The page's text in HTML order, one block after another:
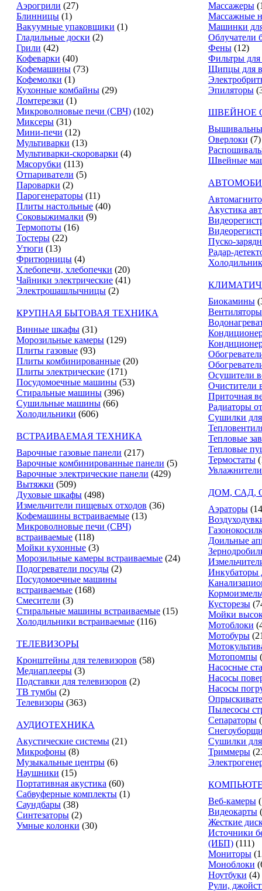
Аэрогрили (27)
Блинницы (1)
Вакуумные упаковщики (1)
Гладильные доски (2)
Грили (42)
Кофеварки (40)
Кофемашины (73)
Кофемолки (1)
Кухонные комбайны (29)
Ломтерезки (1)
Микроволновые печи (СВЧ) (102)
Миксеры (31)
Мини-печи (12)
Мультиварки (13)
Мультиварки-скороварки (4)
Мясорубки (113)
Отпариватели (5)
Пароварки (2)
Парогенераторы (11)
Плиты настольные (40)
Соковыжималки (9)
Термопоты (16)
Тостеры (22)
Утюги (13)
Фритюрницы (4)
Хлебопечи, хлебопечки (20)
Чайники электрические (41)
Электрошашлычницы (2)
КРУПНАЯ БЫТОВАЯ ТЕХНИКА
Винные шкафы (31)
Морозильные камеры (129)
Плиты газовые (93)
Плиты комбинированные (20)
Плиты электрические (171)
Посудомоечные машины (53)
Стиральные машины (396)
Сушильные машины (66)
Холодильники (606)
ВСТРАИВАЕМАЯ ТЕХНИКА
Варочные газовые панели (217)
Варочные комбинированные панели (5)
Варочные электрические панели (429)
Вытяжки (509)
Духовые шкафы (498)
Измельчители пищевых отходов (36)
Кофемашины встраиваемые (13)
Микроволновые печи (СВЧ)
встраиваемые (118)
Мойки кухонные (3)
Морозильные камеры встраиваемые (24)
Подогреватели посуды (2)
Посудомоечные машины
встраиваемые (168)
Смесители (3)
Стиральные машины встраиваемые (15)
Холодильники встраиваемые (116)
ТЕЛЕВИЗОРЫ
Кронштейны для телевизоров (58)
Медиаплееры (3)
Подставки для телевизоров (2)
ТВ тумбы (2)
Телевизоры (363)
АУДИОТЕХНИКА
Акустические системы (21)
Микрофоны (8)
Музыкальные центры (6)
Наушники (15)
Портативная акустика (60)
Сабвуферные комплекты (1)
Саундбары (38)
Синтезаторы (2)
Умные колонки (30)
Массажеры
Массажные
Машинки
Облучатели
Фены (12)
Фильтры
Щипцы для
Эпиляторы
ШВЕЙНОЕ
Оверлоки (7)
Швейные
Акустика
Пуско-
Радар-
Биокамины
Вентиляторы
Осушители
Очистители
Приточная
Радиаторы
Сушилки
Тепловые
Тепловые
Термостаты
ДОМ, САД,
Аэраторы
Доильные
Инкубаторы
Кусторезы
Мойки
Мотоблоки
Мотобуры
Мотопомпы
Насосные
Насосы
Насосы
Пылесосы
Сепараторы
Сушилки
Триммеры
Веб-камеры
Видеокарты
Жесткие
Источники
(ИБП) (111)
Мониторы
Моноблоки
Ноутбуки (4)
Рули,